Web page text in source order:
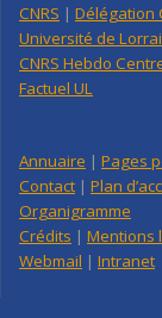
CNRS | Délégation
Université de
CNRS Hebdo
Factuel UL
Annuaire | Pages
Contact | Plan
Organigramme
Crédits | Mentions
Webmail | Intranet